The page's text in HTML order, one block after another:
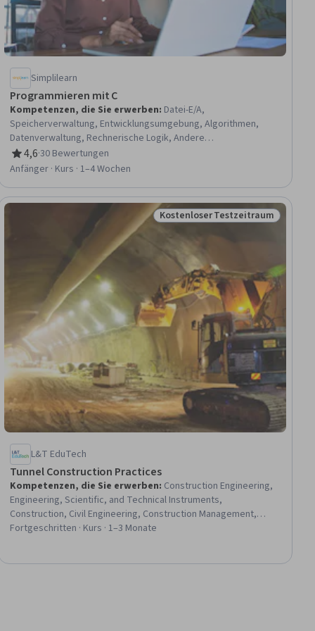
Simplilearn
Programmieren mit C
Kompetenzen, die Sie erwerben: Datei-E/A,
Speicherverwaltung, Entwicklungsumgebung, Algorithmen,
Datenverwaltung, Rechnerische Logik, Andere
Programmiersprachen, Dateiverwaltung, Daten-Strukturen, C
und C++, Grundsätze der Programmierung,
Programm-Entwicklung
4,6
Bewertung, 4,6 von 5 Sternen
·30 Bewertungen
Anfänger · Kurs · 1–4 Wochen
Status: Kostenloser
Kostenloser Testzeitraum
L&T EduTech
Tunnel Construction Practices
Kompetenzen, die Sie erwerben: Construction Engineering,
Engineering, Scientific, and Technical Instruments,
Construction, Civil Engineering, Construction Management,
Structural Engineering, Environmental Monitoring, Engineering
Fortgeschritten · Kurs · 1–3 Monate